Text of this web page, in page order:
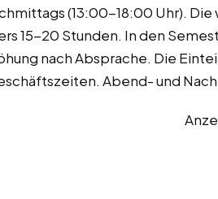
(13:00-18:00 Uhr).
15-20 Stunden. In den
nach Absprache. Die
Abend- und